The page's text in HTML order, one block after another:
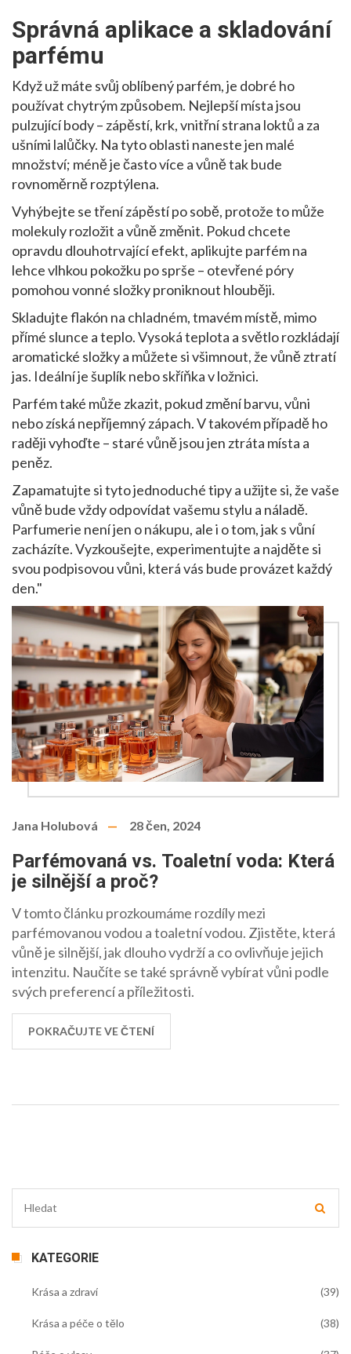
Správná aplikace a skladování
parfému
Když už máte svůj oblíbený parfém, je dobré ho
používat chytrým způsobem. Nejlepší místa jsou
pulzující body – zápěstí, krk, vnitřní strana loktů a za
ušními lalůčky. Na tyto oblasti naneste jen malé
množství; méně je často více a vůně tak bude
rovnoměrně rozptýlena.
Vyhýbejte se tření zápěstí po sobě, protože to může
molekuly rozložit a vůně změnit. Pokud chcete
opravdu dlouhotrvající efekt, aplikujte parfém na
lehce vlhkou pokožku po sprše – otevřené póry
pomohou vonné složky proniknout hlouběji.
Skladujte flakón na chladném, tmavém místě, mimo
přímé slunce a teplo. Vysoká teplota a světlo rozkládají
aromatické složky a můžete si všimnout, že vůně ztratí
jas. Ideální je šuplík nebo skříňka v ložnici.
Parfém také může zkazit, pokud změní barvu, vůni
nebo získá nepříjemný zápach. V takovém případě ho
raději vyhoďte – staré vůně jsou jen ztráta místa a
peněz.
Zapamatujte si tyto jednoduché tipy a užijte si, že vaše
vůně bude vždy odpovídat vašemu stylu a náladě.
Parfumerie není jen o nákupu, ale i o tom, jak s vůní
zacházíte. Vyzkoušejte, experimentujte a najděte si
svou podpisovou vůni, která vás bude provázet každý
den."
Jana Holubová 28 čen, 2024
Parfémovaná vs. Toaletní voda: Která
je silnější a proč?
V tomto článku prozkoumáme rozdíly mezi
parfémovanou vodou a toaletní vodou. Zjistěte, která
vůně je silnější, jak dlouho vydrží a co ovlivňuje jejich
intenzitu. Naučíte se také správně vybírat vůni podle
svých preferencí a příležitosti.
POKRAČUJTE VE ČTENÍ
KATEGORIE
Krása a zdraví (39)
Krása a péče o tělo (38)